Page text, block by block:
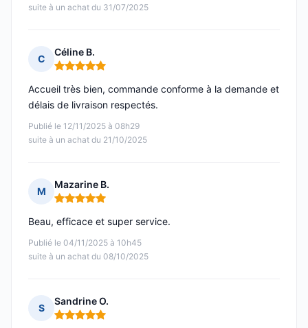
suite à un achat du 31/07/2025
C
Céline B.
Note : 5 sur 5
Publié le 12/11/2025 à 08h29
suite à un achat du 21/10/2025
Accueil très bien, commande conforme à la demande et
délais de livraison respectés.
M
Mazarine B.
Note : 5 sur 5
Publié le 04/11/2025 à 10h45
suite à un achat du 08/10/2025
Beau, efficace et super service.
S
Sandrine O.
Note : 5 sur 5